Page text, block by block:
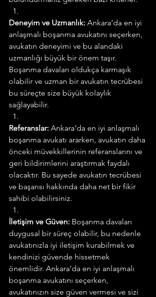
Deneyim ve Uzmanlık: Ankara’da en iyi
anlaşmalı boşanma avukatını seçerken,
avukatın deneyimi ve bu alandaki
uzmanlığı büyük bir önem taşır.
Boşanma davaları oldukça karmaşık
olabilir ve uzman bir avukatın tecrübesi
bu süreçte size büyük kolaylık
sağlayabilir.
Referanslar: Ankara’da en iyi anlaşmalı
boşanma avukatı ararken, avukatın daha
önceki müvekkillerinin referanslarını ve
geri bildirimlerini araştırmak faydalı
olacaktır. Bu sayede avukatın tecrübesi
ve başarısı hakkında daha net bir fikir
sahibi olabilirsiniz.
İletişim ve Güven: Boşanma davaları
duygusal bir süreç olabilir, bu nedenle
avukatınızla iyi iletişim kurabilmek ve
kendinizi güvende hissetmek
önemlidir. Ankara’da en iyi anlaşmalı
boşanma avukatını seçerken,
avukatınızın size güven vermesi ve sizi